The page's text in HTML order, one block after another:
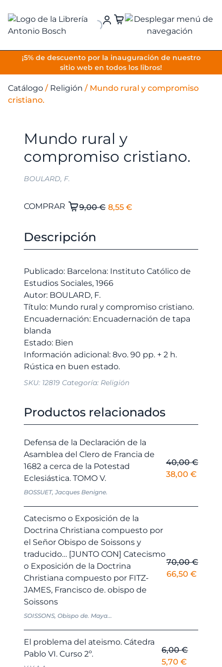
¡5% de descuento por la inauguración de nuestro
sitio web en todos los libros!
VOLVER
Catálogo / Religión / Mundo rural y compromiso
cristiano.
Mundo rural y
compromiso cristiano.
BOULARD, F.
9,00€ El
era:
8,55 €
es:
Mundo
compromiso
COMPRAR
Descripción
Publicado: Barcelona: Instituto Católico de
Estudios Sociales, 1966
Autor: BOULARD, F.
Título: Mundo rural y compromiso cristiano.
Encuadernación: Encuadernación de tapa
blanda
Estado: Bien
Información adicional: 8vo. 90 pp. + 2 h.
SKU: 12819 Categoría: Religión
Productos relacionados
Defensa de la Declaración de la
Asamblea del Clero de Francia de
1682 a cerca de la Potestad
Eclesiástica. TOMO V.
BOSSUET, Jacques Benigne.
40,00€
El
era:
38,00 €
es:
Catecismo o Exposición de la
Doctrina Christiana compuesto por
el Señor Obispo de Soissons y
traducido… [JUNTO CON] Catecismo
o Exposición de la Doctrina
Christiana compuesto por FITZ-
JAMES, Francisco de. obispo de
Soissons
SOISSONS, Obispo de. Maya...
70,00€
El
66,50 €
El problema del ateismo. Cátedra
Pablo VI. Curso 2º.
6,00€
El
5,70€